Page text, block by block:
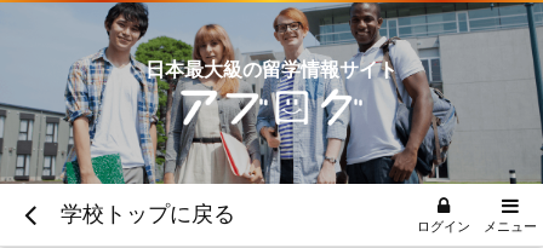
日本最大級の留学情報サイト
学校トップに戻る ログイン メニュー